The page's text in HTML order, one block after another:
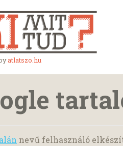
atlatszo.hu
nevű felhasználó